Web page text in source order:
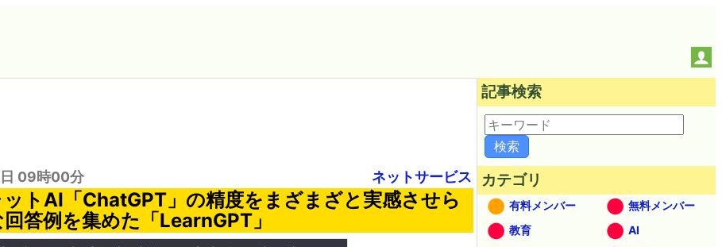
09時00分 ネットサービス
トAI「ChatGPT」の精度をまざまざと実感させら
答例を集めた「LearnGPT」
記事検索
カテゴリ
有料メンバー
無料メンバー
教育
AI